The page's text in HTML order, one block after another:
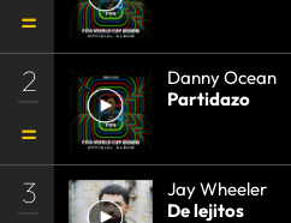
2
Danny Ocean
Partidazo
3
Jay Wheeler
De lejitos